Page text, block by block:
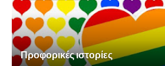
Προφορικές ιστορίες